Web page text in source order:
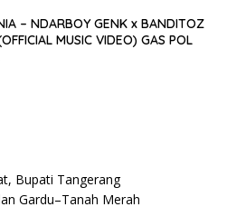
– NDARBOY GENK x BANDITOZ
MUSIC VIDEO) GAS POL